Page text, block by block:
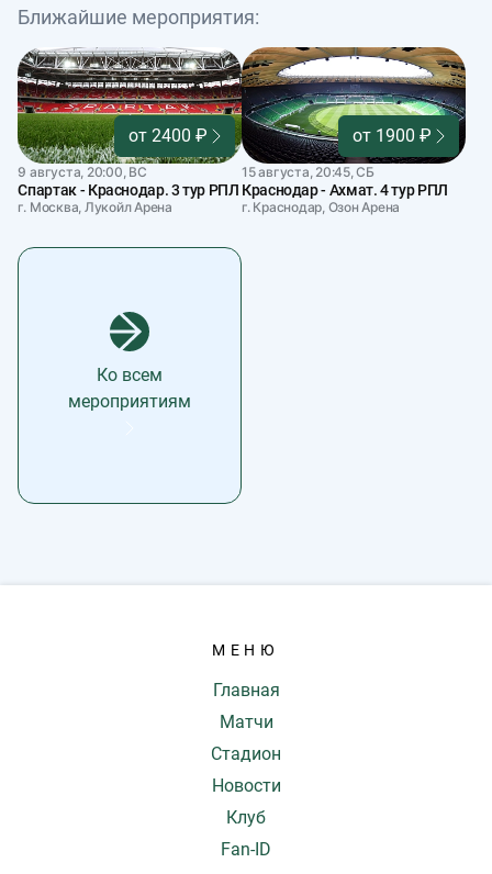
Ближайшие мероприятия:
от 2400 ₽
9 августа, 20:00, ВС
Спартак - Краснодар. 3 тур РПЛ
г. Москва, Лукойл Арена
от 1900 ₽
15 августа, 20:45, СБ
Краснодар - Ахмат. 4 тур РПЛ
г. Краснодар, Озон Арена
Ко всем
мероприятиям
МЕНЮ
Главная
Матчи
Стадион
Новости
Клуб
Fan-ID